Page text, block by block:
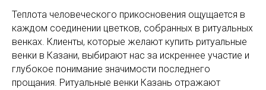
Теплота человеческого прикосновения ощущается в
каждом соединении цветков, собранных в ритуальных
венках. Клиенты, которые желают купить ритуальные
венки в Казани, выбирают нас за искреннее участие и
глубокое понимание значимости последнего
прощания. Ритуальные венки Казань отражают